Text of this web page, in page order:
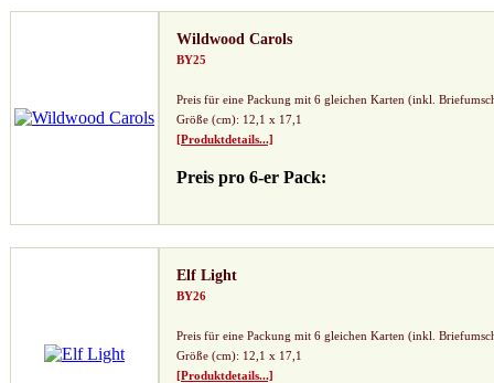
Wildwood Carols
BY25
Preis für eine Packung mit 6 gleichen Karten (inkl.
Größe (cm): 12,1 x 17,1
[Produktdetails...]
Preis pro 6-er Pack:
Elf Light
BY26
Preis für eine Packung mit 6 gleichen Karten (inkl.
Größe (cm): 12,1 x 17,1
[Produktdetails...]